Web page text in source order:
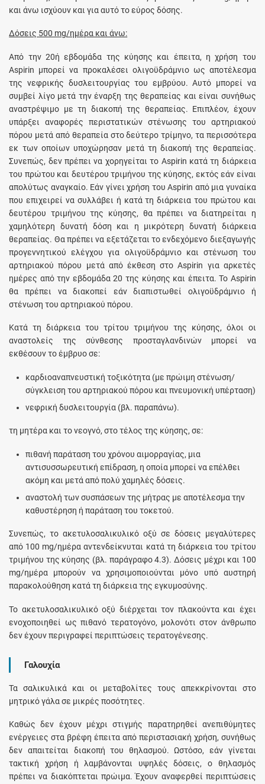
και άνω ισχύουν και για αυτό το εύρος δόσης.
Δόσεις 500 mg/ημέρα και άνω:
Από την 20ή εβδομάδα της κύησης και έπειτα, η χρήση του
Aspirin μπορεί να προκαλέσει ολιγοϋδράμνιο ως αποτέλεσμα
της νεφρικής δυσλειτουργίας του εμβρύου. Αυτό μπορεί να
συμβεί λίγο μετά την έναρξη της θεραπείας και είναι συνήθως
αναστρέψιμο με τη διακοπή της θεραπείας. Επιπλέον, έχουν
υπάρξει αναφορές περιστατικών στένωσης του αρτηριακού
πόρου μετά από θεραπεία στο δεύτερο τρίμηνο, τα περισσότερα
εκ των οποίων υποχώρησαν μετά τη διακοπή της θεραπείας.
Συνεπώς, δεν πρέπει να χορηγείται το Aspirin κατά τη διάρκεια
του πρώτου και δευτέρου τριμήνου της κύησης, εκτός εάν είναι
απολύτως αναγκαίο. Εάν γίνει χρήση του Aspirin από μια γυναίκα
που επιχειρεί να συλλάβει ή κατά τη διάρκεια του πρώτου και
δευτέρου τριμήνου της κύησης, θα πρέπει να διατηρείται η
χαμηλότερη δυνατή δόση και η μικρότερη δυνατή διάρκεια
θεραπείας. Θα πρέπει να εξετάζεται το ενδεχόμενο διεξαγωγής
προγεννητικού ελέγχου για ολιγοϋδράμνιο και στένωση του
αρτηριακού πόρου μετά από έκθεση στο Aspirin για αρκετές
ημέρες από την εβδομάδα 20 της κύησης και έπειτα. Το Aspirin
θα πρέπει να διακοπεί εάν διαπιστωθεί ολιγοϋδράμνιο ή
στένωση του αρτηριακού πόρου.
Κατά τη διάρκεια του τρίτου τριμήνου της κύησης, όλοι οι
αναστολείς της σύνθεσης προσταγλανδινών μπορεί να
εκθέσουν το έμβρυο σε:
καρδιοαναπνευστική τοξικότητα (με πρώιμη στένωση/
σύγκλειση του αρτηριακού πόρου και πνευμονική υπέρταση)
νεφρική δυσλειτουργία (βλ. παραπάνω).
τη μητέρα και το νεογνό, στο τέλος της κύησης, σε:
πιθανή παράταση του χρόνου αιμορραγίας, μια
αντισυσσωρευτική επίδραση, η οποία μπορεί να επέλθει
ακόμη και μετά από πολύ χαμηλές δόσεις.
αναστολή των συσπάσεων της μήτρας με αποτέλεσμα την
καθυστέρηση ή παράταση του τοκετού.
Συνεπώς, το ακετυλοσαλικυλικό οξύ σε δόσεις μεγαλύτερες
από 100 mg/ημέρα αντενδείκνυται κατά τη διάρκεια του τρίτου
τριμήνου της κύησης (βλ. παράγραφο 4.3). Δόσεις μέχρι και 100
mg/ημέρα μπορούν να χρησιμοποιούνται μόνο υπό αυστηρή
παρακολούθηση κατά τη διάρκεια της εγκυμοσύνης.
Το ακετυλοσαλικυλικό οξύ διέρχεται τον πλακούντα και έχει
ενοχοποιηθεί ως πιθανό τερατογόνο, μολονότι στον άνθρωπο
δεν έχουν περιγραφεί περιπτώσεις τερατογένεσης.
Γαλουχία
Τα σαλικυλικά και οι μεταβολίτες τους απεκκρίνονται στο
μητρικό γάλα σε μικρές ποσότητες.
Καθώς δεν έχουν μέχρι στιγμής παρατηρηθεί ανεπιθύμητες
ενέργειες στα βρέφη έπειτα από περιστασιακή χρήση, συνήθως
δεν απαιτείται διακοπή του θηλασμού. Ωστόσο, εάν γίνεται
τακτική χρήση ή λαμβάνονται υψηλές δόσεις, ο θηλασμός
πρέπει να διακόπτεται πρώιμα. Έχουν αναφερθεί περιπτώσεις